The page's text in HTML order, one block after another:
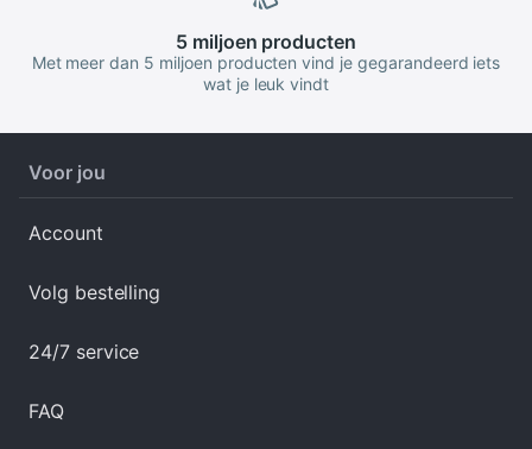
5 miljoen producten
Met meer dan 5 miljoen producten vind je gegarandeerd iets
wat je leuk vindt
Voor jou
Account
Volg bestelling
24/7 service
FAQ